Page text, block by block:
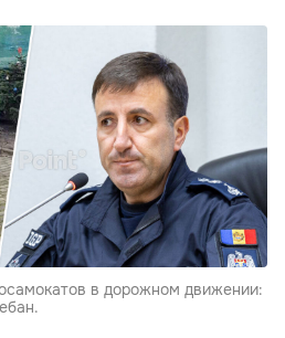
в дорожном движении: